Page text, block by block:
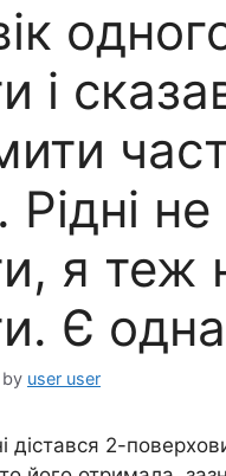
і
Рідні
я теж
Є
by user user
дістався 2-